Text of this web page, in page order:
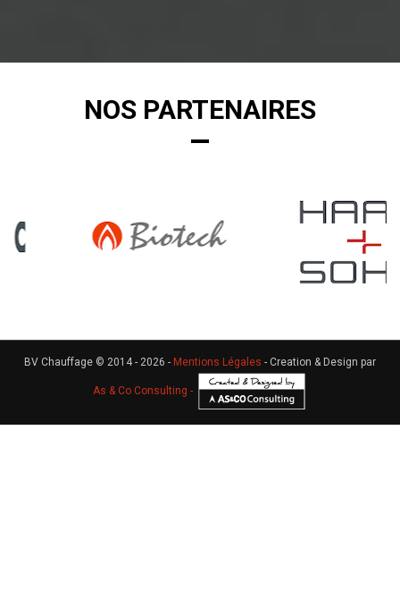
NOS PARTENAIRES
BV Chauffage © 2014 - 2026 - Mentions Légales - Creation & Design par
As & Co Consulting -